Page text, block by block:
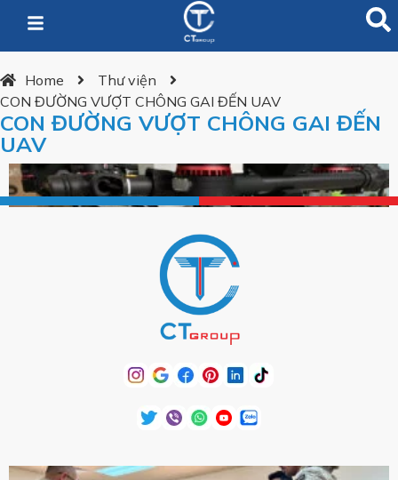
Home
Thư viện
CON ĐƯỜNG VƯỢT CHÔNG GAI ĐẾN UAV
CON ĐƯỜNG VƯỢT CHÔNG GAI ĐẾN
UAV